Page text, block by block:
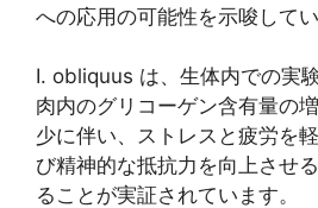
への応用の可能性を示唆してい
I. obliquus は、生体内での実
肉内のグリコーゲン含有量の
少に伴い、ストレスと疲労を
び精神的な抵抗力を向上させ
ることが実証されています。